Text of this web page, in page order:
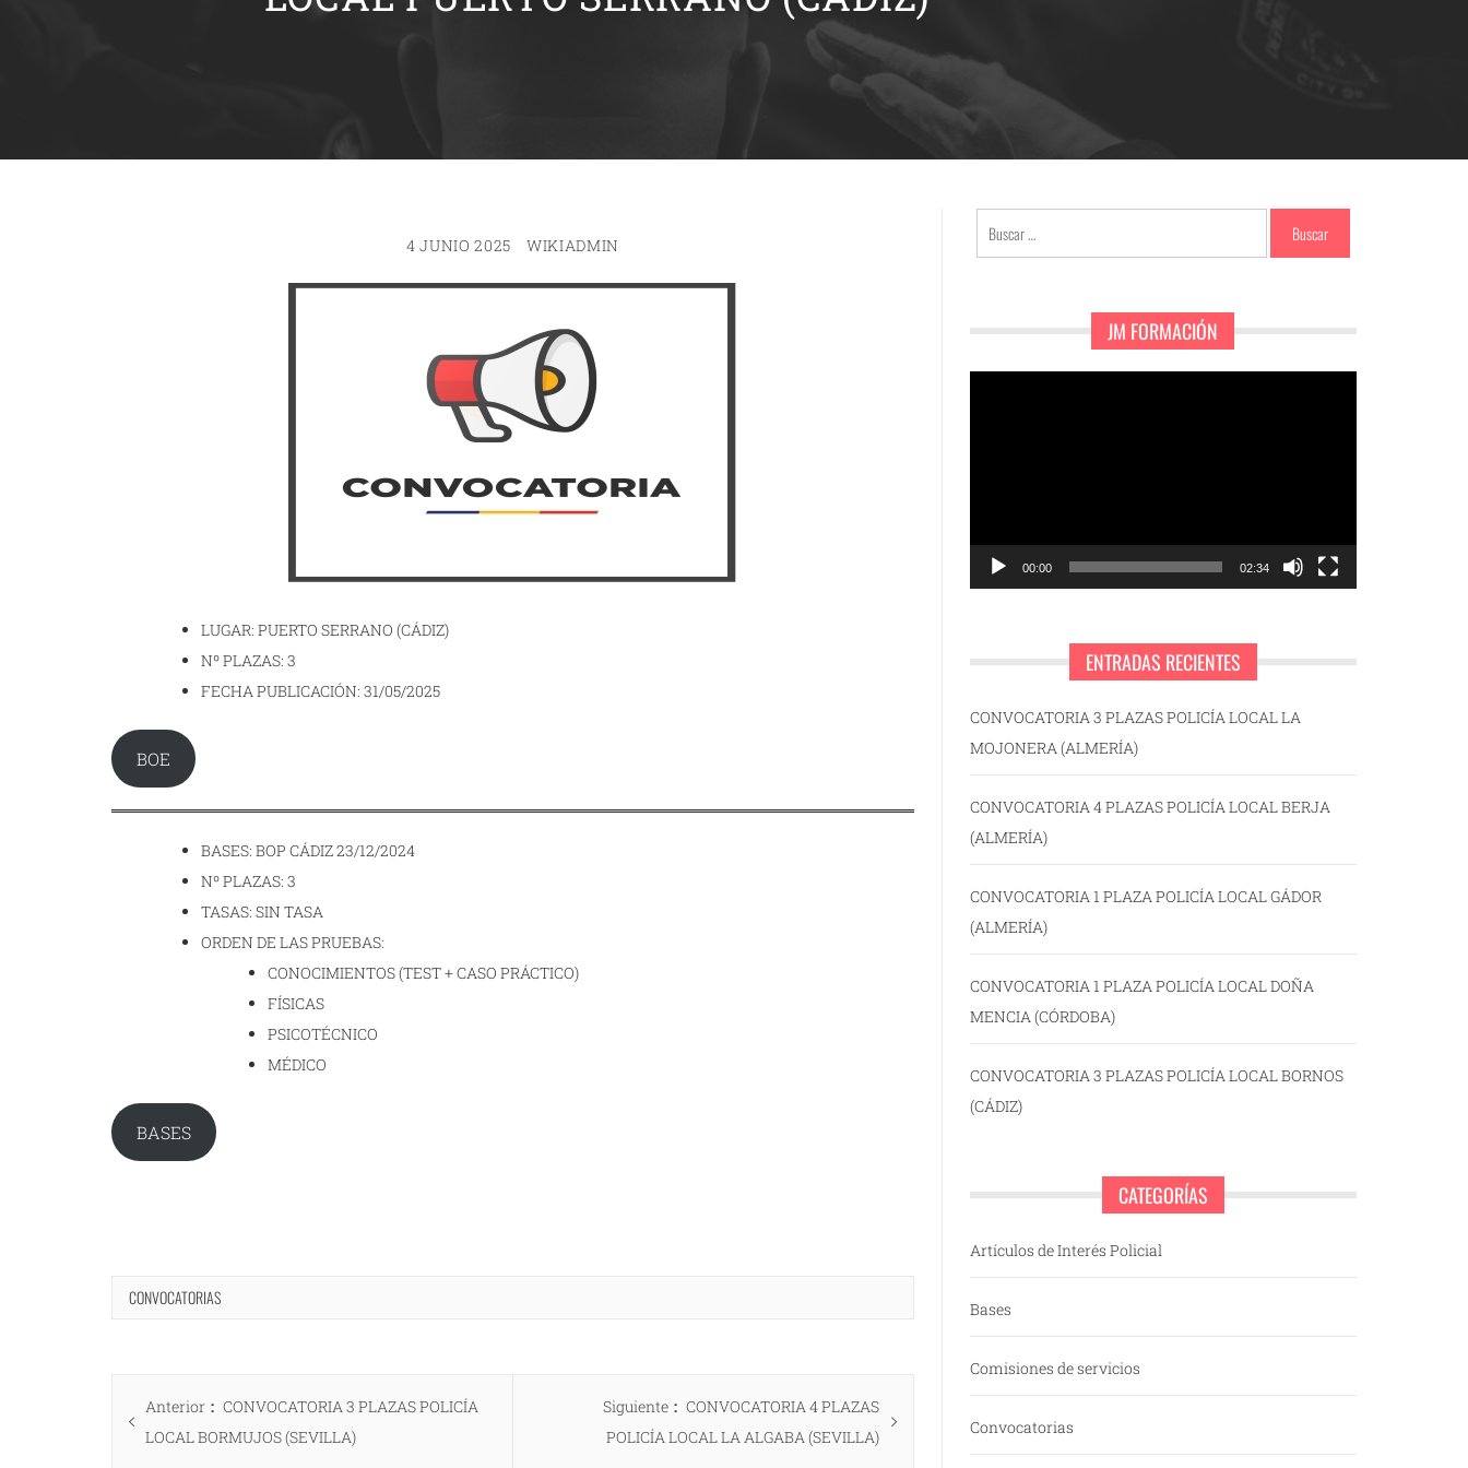
4 JUNIO 2025 WIKIADMIN
LUGAR: PUERTO SERRANO (CÁDIZ)
Nº PLAZAS: 3
FECHA PUBLICACIÓN: 31/05/2025
BOE
BASES: BOP CÁDIZ 23/12/2024
Nº PLAZAS: 3
TASAS: SIN TASA
ORDEN DE LAS PRUEBAS:
CONOCIMIENTOS (TEST + CASO PRÁCTICO)
FÍSICAS
PSICOTÉCNICO
MÉDICO
BASES
CONVOCATORIAS
Navegación
de Anterior
Entrada
anterior:
CONVOCATORIA 3 PLAZAS POLICÍA
LOCAL BORMUJOS (SEVILLA)
Siguiente
Entrada
siguiente:
CONVOCATORIA 4 PLAZAS
POLICÍA LOCAL LA ALGABA (SEVILLA)
Buscar:
JM FORMACIÓN
00:00 02:34
ENTRADAS RECIENTES
CONVOCATORIA 3 PLAZAS POLICÍA LOCAL LA
MOJONERA (ALMERÍA)
CONVOCATORIA 4 PLAZAS POLICÍA LOCAL BERJA
(ALMERÍA)
CONVOCATORIA 1 PLAZA POLICÍA LOCAL GÁDOR
(ALMERÍA)
CONVOCATORIA 1 PLAZA POLICÍA LOCAL DOÑA
MENCIA (CÓRDOBA)
CONVOCATORIA 3 PLAZAS POLICÍA LOCAL BORNOS
(CÁDIZ)
CATEGORÍAS
Artículos de Interés Policial
Bases
Comisiones de servicios
Convocatorias